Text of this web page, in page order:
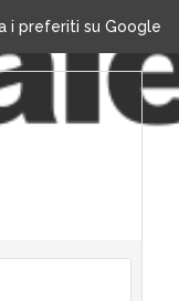
i preferiti su Google